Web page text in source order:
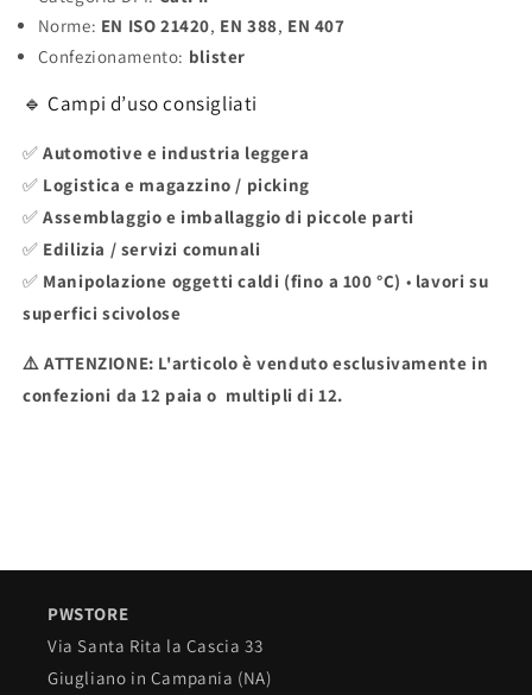
Norme: EN ISO 21420, EN 388, EN 407
Confezionamento: blister
🔹 Campi d’uso consigliati
✅Automotive e industria leggera
✅ Logistica e magazzino / picking
✅Assemblaggio e imballaggio di piccole parti
✅ Edilizia / servizi comunali
✅ Manipolazione oggetti caldi (fino a 100 °C) • lavori su
superfici scivolose
⚠️ ATTENZIONE: L'articolo è venduto esclusivamente in
confezioni da 12 paia o multipli di 12.
PWSTORE
Via Santa Rita la Cascia 33
Giugliano in Campania (NA)